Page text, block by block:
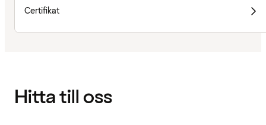
Certifikat
Hitta till oss